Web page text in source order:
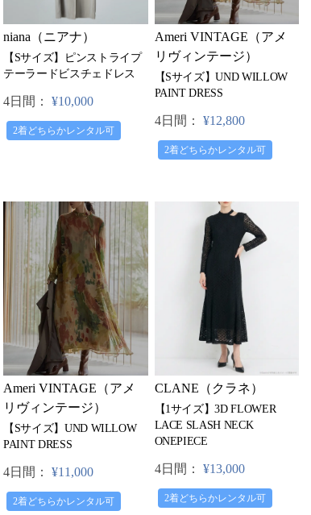
niana（ニアナ）
【Sサイズ】ピンストライプ
テーラードビスチェドレス
4日間： ¥10,000
2着どちらかレンタル可
Ameri VINTAGE（アメ
リヴィンテージ）
【Sサイズ】UND WILLOW
PAINT DRESS
4日間： ¥12,800
2着どちらかレンタル可
Ameri VINTAGE（アメ
リヴィンテージ）
【Sサイズ】UND WILLOW
PAINT DRESS
4日間： ¥11,000
2着どちらかレンタル可
CLANE（クラネ）
【1サイズ】3D FLOWER
LACE SLASH NECK
ONEPIECE
4日間： ¥13,000
2着どちらかレンタル可